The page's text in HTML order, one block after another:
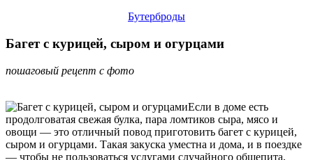
Бутерброды
Багет с курицей, сыром и огурцами
пошаговый рецепт с фото
Если в доме есть
продолговатая свежая булка, пара ломтиков сыра, мясо и
овощи — это отличный повод приготовить багет с курицей,
сыром и огурцами. Такая закуска уместна и дома, и в поездке
— чтобы не пользоваться услугами случайного общепита,